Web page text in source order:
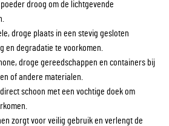
droog om de lichtgevende
droge plaats in een stevig gesloten
en degradatie te voorkomen.
droge gereedschappen en containers bij
of andere materialen.
schoon met een vochtige doek om
zorgt voor veilig gebruik en verlengt de